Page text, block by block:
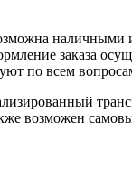
наличными
заказа
по всем
возможен